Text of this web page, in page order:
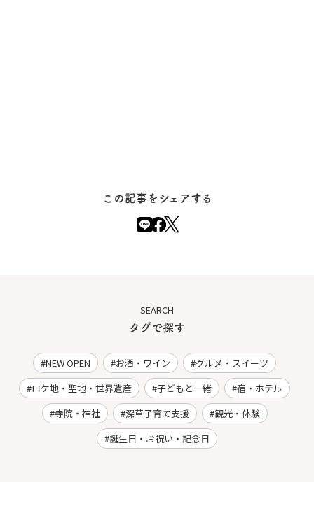
この記事をシェアする
SEARCH
タグで探す
NEW OPEN お酒・ワイン
グルメ・スイーツ
ロケ地・聖地・世界遺産
子どもと一緒
宿・ホテル
寺院・神社
深草子育て支援
観光・体験
誕生日・お祝い・記念日